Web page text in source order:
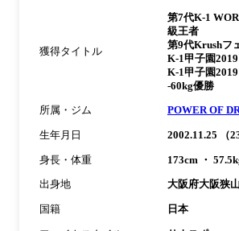
獲得タイトル
第7代K-1
級王者
第9代Krushフ
K-1甲子園
K-1甲子園
-60kg優勝
所属・ジム POWER OF
生年月日 2002.11.25 （
身長・体重 173cm ・
出身地 大阪府大阪狭
国籍 日本